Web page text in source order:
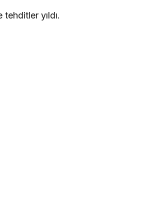
tehditler yıldı.